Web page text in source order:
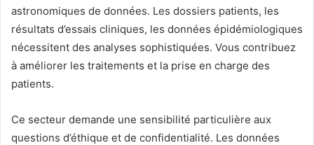
astronomiques de données. Les dossiers patients, les
résultats d’essais cliniques, les données épidémiologiques
nécessitent des analyses sophistiquées. Vous contribuez
à améliorer les traitements et la prise en charge des
patients.
Ce secteur demande une sensibilité particulière aux
questions d’éthique et de confidentialité. Les données